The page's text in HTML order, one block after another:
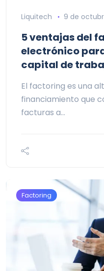
Liquitech 9 de
5 ventajas del
electrónico
capital de
El factoring es una
financiamiento que
facturas a…
Factoring